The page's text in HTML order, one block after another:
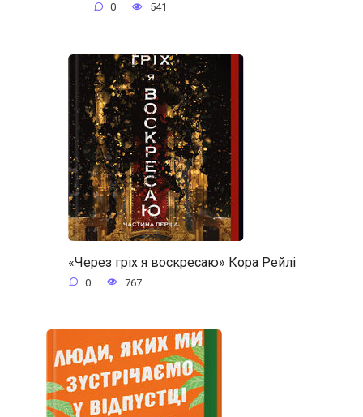
0 541
«Через гріх я воскресаю» Кора Рейлі
0 767